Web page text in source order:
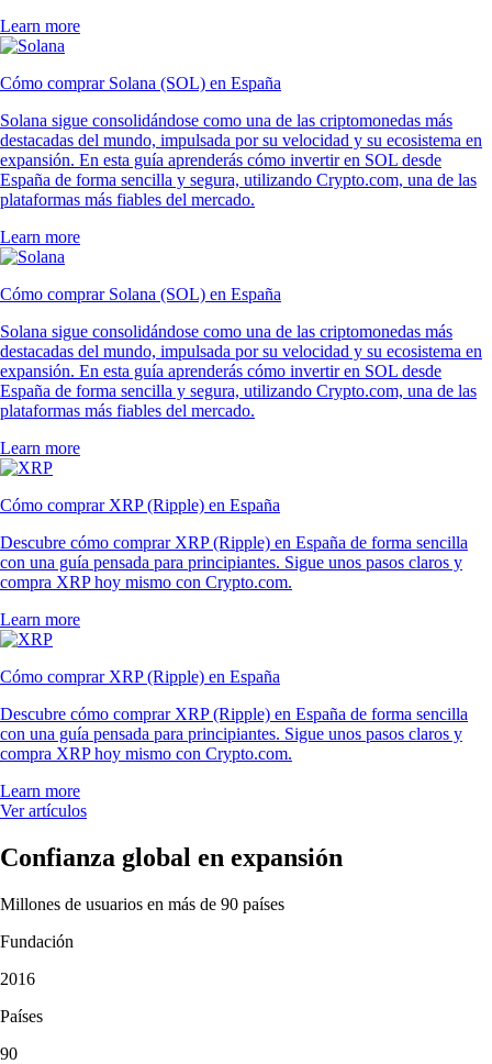
Learn more
Cómo comprar Solana (SOL) en España
Solana sigue consolidándose como una de las criptomonedas más
destacadas del mundo, impulsada por su velocidad y su ecosistema en
expansión. En esta guía aprenderás cómo invertir en SOL desde
España de forma sencilla y segura, utilizando Crypto.com, una de las
plataformas más fiables del mercado.
Learn more
Cómo comprar Solana (SOL) en España
Solana sigue consolidándose como una de las criptomonedas más
destacadas del mundo, impulsada por su velocidad y su ecosistema en
expansión. En esta guía aprenderás cómo invertir en SOL desde
España de forma sencilla y segura, utilizando Crypto.com, una de las
plataformas más fiables del mercado.
Learn more
Cómo comprar XRP (Ripple) en España
Descubre cómo comprar XRP (Ripple) en España de forma sencilla
con una guía pensada para principiantes. Sigue unos pasos claros y
compra XRP hoy mismo con Crypto.com.
Learn more
Cómo comprar XRP (Ripple) en España
Descubre cómo comprar XRP (Ripple) en España de forma sencilla
con una guía pensada para principiantes. Sigue unos pasos claros y
compra XRP hoy mismo con Crypto.com.
Learn more
Ver artículos
Confianza global en expansión
Millones de usuarios en más de 90 países
Fundación
2016
Países
90